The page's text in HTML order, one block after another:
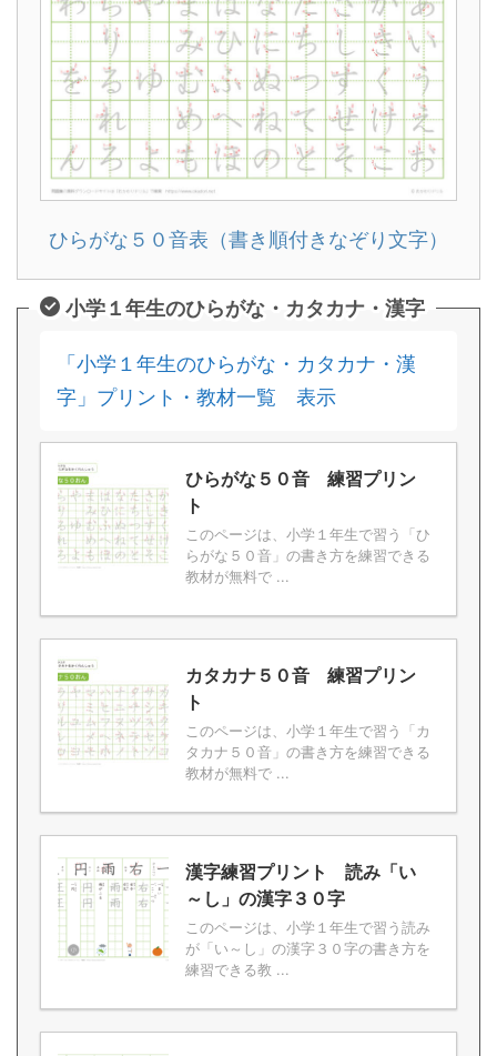
ひらがな５０音表（書き順付きなぞり文字）
小学１年生のひらがな・カタカナ・漢字
「小学１年生のひらがな・カタカナ・漢
字」プリント・教材一覧 表示
ひらがな５０音 練習プリン
ト
このページは、小学１年生で習う「ひ
らがな５０音」の書き方を練習できる
教材が無料で ...
カタカナ５０音 練習プリン
ト
このページは、小学１年生で習う「カ
タカナ５０音」の書き方を練習できる
教材が無料で ...
漢字練習プリント 読み「い
～し」の漢字３０字
このページは、小学１年生で習う読み
が「い～し」の漢字３０字の書き方を
練習できる教 ...